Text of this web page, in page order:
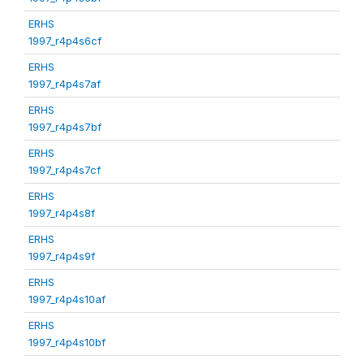
ERHS
1997_r4p4s6cf
ERHS
1997_r4p4s7af
ERHS
1997_r4p4s7bf
ERHS
1997_r4p4s7cf
ERHS
1997_r4p4s8f
ERHS
1997_r4p4s9f
ERHS
1997_r4p4s10af
ERHS
1997_r4p4s10bf